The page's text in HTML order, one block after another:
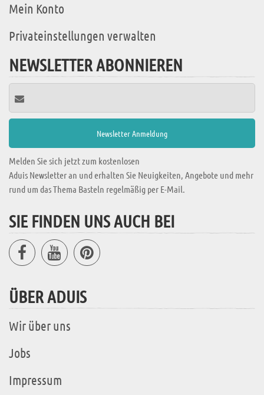
Mein Konto
Privateinstellungen verwalten
NEWSLETTER ABONNIEREN
Melden Sie sich jetzt zum kostenlosen
Aduis Newsletter an und erhalten Sie Neuigkeiten, Angebote und mehr
rund um das Thema Basteln regelmäßig per E-Mail.
SIE FINDEN UNS AUCH BEI
ÜBER ADUIS
Wir über uns
Jobs
Impressum